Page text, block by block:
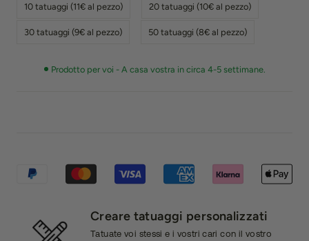
10 tatuaggi (11€ al pezzo) 20 tatuaggi (10€ al pezzo)
30 tatuaggi (9€ al pezzo) 50 tatuaggi (8€ al pezzo)
Prodotto per voi - A casa vostra in circa 4-5 settimane.
Creare tatuaggi personalizzati
Tatuate voi stessi e i vostri cari con il vostro